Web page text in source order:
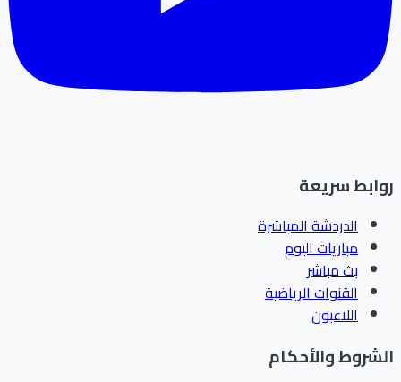
روابط سريعة
الدردشة المباشرة
مباريات اليوم
بث مباشر
القنوات الرياضية
اللاعبون
الشروط والأحكام